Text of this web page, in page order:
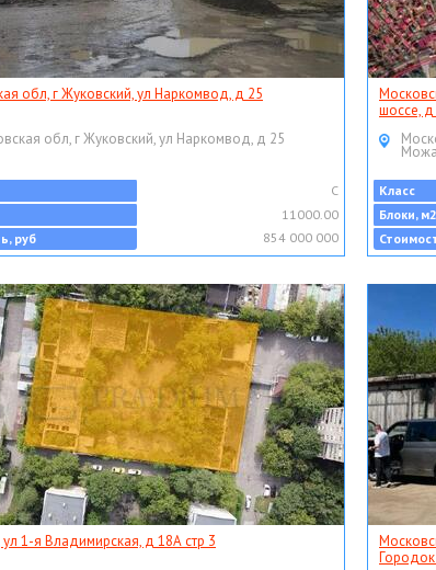
обл, г Жуковский, ул Наркомвод, д 25
обл, г Жуковский, ул Наркомвод, д 25
C
11000.00
руб
854 000 000
шоссе, д
Класс
Блоки, м2
ул 1-я Владимирская, д 18А стр 3